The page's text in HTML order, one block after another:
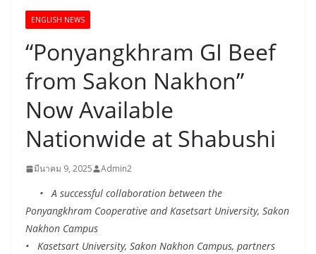
ENGLISH​ NEWS
“Ponyangkhram GI Beef
from Sakon Nakhon”
Now Available
Nationwide at Shabushi
มีนาคม 9, 2025 Admin2
• A successful collaboration between the
Ponyangkhram Cooperative and Kasetsart University, Sakon
Nakhon Campus
• Kasetsart University, Sakon Nakhon Campus, partners